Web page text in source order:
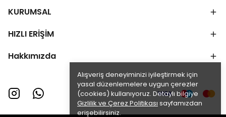
Alışveriş deneyiminizi iyileştirmek için
yasal düzenlemelere uygun çerezler
(cookies) kullanıyoruz. Detaylı bilgiye
Gizlilik ve Çerez Politikası sayfamızdan
erişebilirsiniz.
KURUMSAL
HIZLI ERİŞİM
Hakkımızda